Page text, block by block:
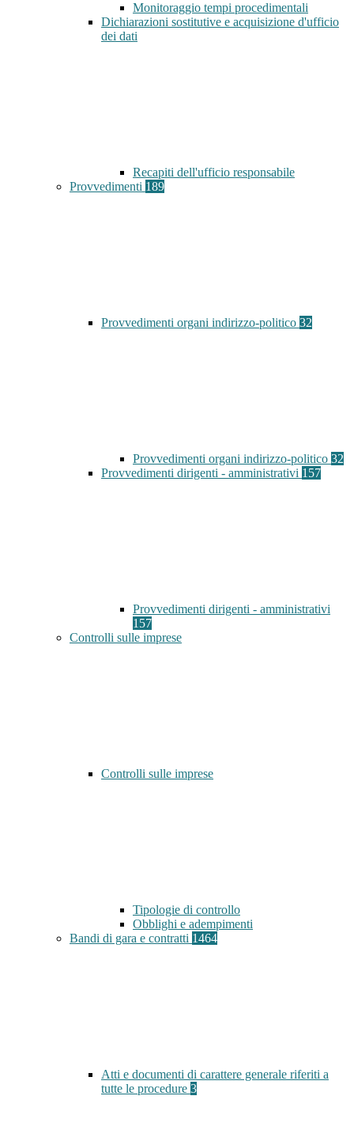
Monitoraggio tempi procedimentali
Dichiarazioni sostitutive e acquisizione d'ufficio
dei dati
Recapiti dell'ufficio responsabile
Provvedimenti 189
Provvedimenti organi indirizzo-politico 32
Provvedimenti organi indirizzo-politico 32
Provvedimenti dirigenti - amministrativi 157
Provvedimenti dirigenti - amministrativi
157
Controlli sulle imprese
Controlli sulle imprese
Tipologie di controllo
Obblighi e adempimenti
Bandi di gara e contratti 1464
Atti e documenti di carattere generale riferiti a
tutte le procedure 3